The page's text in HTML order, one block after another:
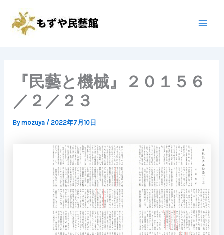
ス
『民藝と機械』２０１５６
／２／２３
Bymozuya /2022年7月10日